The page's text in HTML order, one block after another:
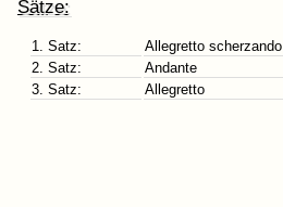
Sätze:
1. Satz:
Allegretto scherzando
2. Satz:
Andante
3. Satz:
Allegretto